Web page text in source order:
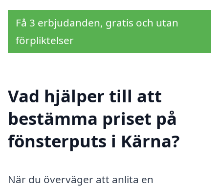
Få 3 erbjudanden, gratis och utan
förpliktelser
Vad hjälper till att
bestämma priset på
fönsterputs i Kärna?
När du överväger att anlita en